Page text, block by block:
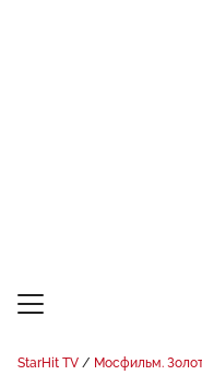
StarHit TV Мосфильм.